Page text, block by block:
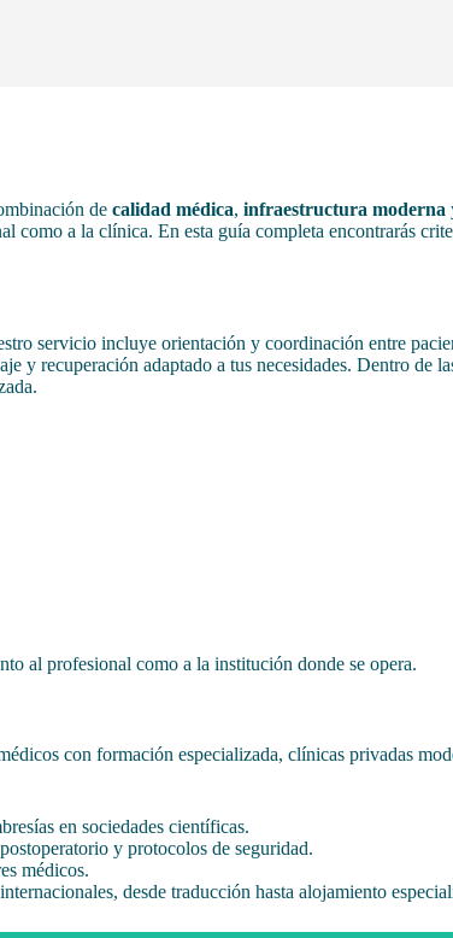
de calidad médica, infraestructura moderna
a la clínica. En esta guía completa encontrarás
servicio incluye orientación y coordinación entre
y recuperación adaptado a tus necesidades. Dentro de
al profesional como a la institución donde se opera.
con formación especializada, clínicas privadas
en sociedades científicas.
y protocolos de seguridad.
médicos.
desde traducción hasta alojamiento